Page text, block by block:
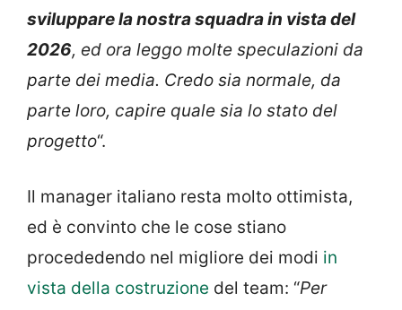
sviluppare la nostra squadra in vista del
2026, ed ora leggo molte speculazioni da
parte dei media. Credo sia normale, da
parte loro, capire quale sia lo stato del
progetto“.
Il manager italiano resta molto ottimista,
ed è convinto che le cose stiano
procededendo nel migliore dei modi in
vista della costruzione del team: “Per